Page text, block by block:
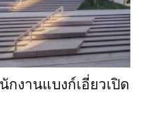
งานแบงก์เอี่ยวเปิด